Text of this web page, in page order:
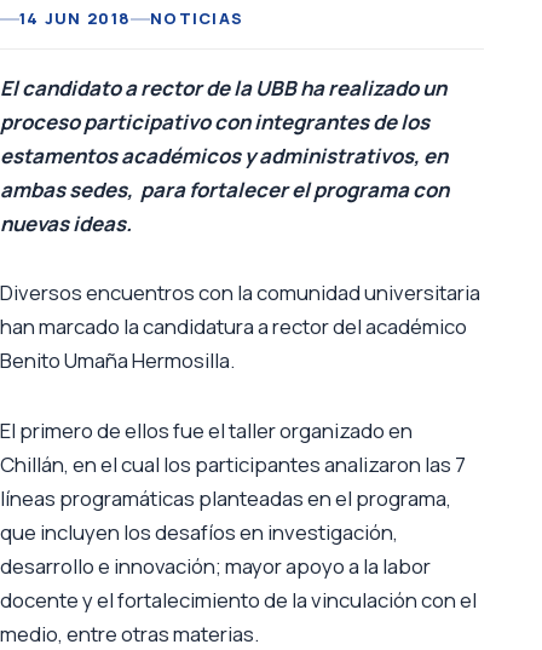
14 JUN 2018 NOTICIAS
El candidato a rector de la UBB ha realizado un
proceso participativo con integrantes de los
estamentos académicos y administrativos, en
ambas sedes, para fortalecer el programa con
nuevas ideas.
Diversos encuentros con la comunidad universitaria
han marcado la candidatura a rector del académico
Benito Umaña Hermosilla.
El primero de ellos fue el taller organizado en
Chillán, en el cual los participantes analizaron las 7
líneas programáticas planteadas en el programa,
que incluyen los desafíos en investigación,
desarrollo e innovación; mayor apoyo a la labor
docente y el fortalecimiento de la vinculación con el
medio, entre otras materias.